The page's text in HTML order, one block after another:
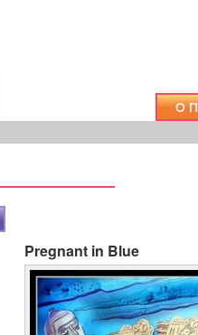
О
Pregnant in Blue